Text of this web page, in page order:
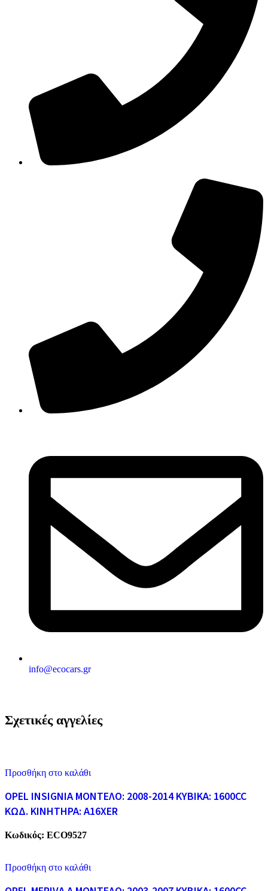
info@ecocars.gr
Σχετικές αγγελίες
Προσθήκη στο καλάθι
OPEL INSIGNIA ΜΟΝΤΕΛΟ: 2008-2014 ΚΥΒΙΚΑ: 1600CC
ΚΩΔ. ΚΙΝΗΤΗΡΑ: A16XER
Κωδικός: ECO9527
Προσθήκη στο καλάθι